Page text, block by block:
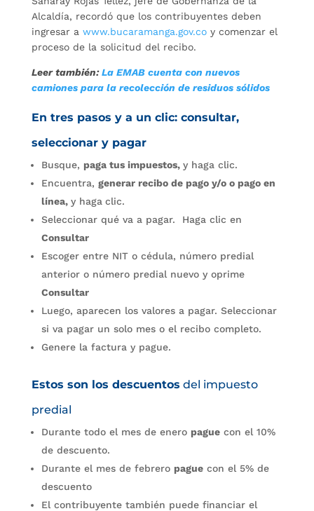
Alcaldía, recordó que los contribuyentes deben
ingresar a www.bucaramanga.gov.coy comenzar el
proceso de la solicitud del recibo.
Leer también:La EMAB cuenta con nuevos
camiones para la recolección de residuos sólidos
En tres pasos y a un clic: consultar,
seleccionar y pagar
Busque, paga tus impuestos, y haga clic.
Encuentra, generar recibo de pago y/o o pago en
línea, y haga clic.
Seleccionar qué va a pagar. Haga clic en
Consultar
Escoger entre NIT o cédula, número predial
anterior o número predial nuevo y oprime
Consultar
Luego, aparecen los valores a pagar. Seleccionar
si va pagar un solo mes o el recibo completo.
Genere la factura y pague.
Estos son los descuentos del impuesto
predial
Durante todo el mes de enero paguecon el 10%
de descuento.
Durante el mes de febrero paguecon el 5% de
descuento
El contribuyente también puede financiar el